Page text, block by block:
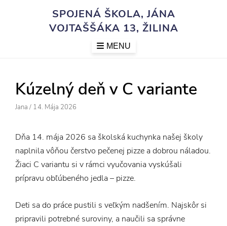
SPOJENÁ ŠKOLA, JÁNA
VOJTAŠŠÁKA 13, ŽILINA
MENU
Kúzelný deň v C variante
Author
Jana / Posted
14. Mája 2026
Dňa 14. mája 2026 sa školská kuchynka našej školy
naplnila vôňou čerstvo pečenej pizze a dobrou náladou.
Žiaci C variantu si v rámci vyučovania vyskúšali
prípravu obľúbeného jedla – pizze.
Deti sa do práce pustili s veľkým nadšením. Najskôr si
pripravili potrebné suroviny, a naučili sa správne